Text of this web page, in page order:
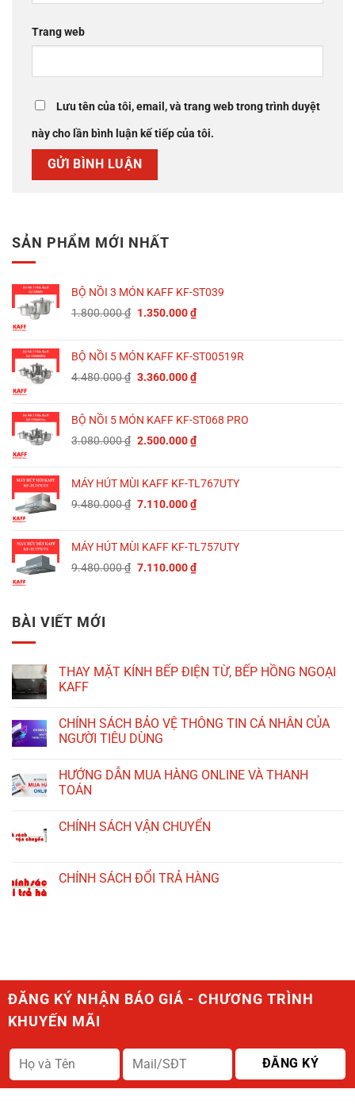
Trang web
Lưu tên của tôi, email, và trang web trong trình duyệt
này cho lần bình luận kế tiếp của tôi.
SẢN PHẨM MỚI NHẤT
BỘ NỒI 3 MÓN KAFF KF-ST039
1.800.000₫ Giá
1.800.000 ₫.
1.350.000₫Giá
là:
1.350.000 ₫.
BỘ NỒI 5 MÓN KAFF KF-ST00519R
4.480.000₫ Giá
4.480.000 ₫.
3.360.000₫Giá
là:
3.360.000 ₫.
BỘ NỒI 5 MÓN KAFF KF-ST068 PRO
3.080.000₫ Giá
3.080.000 ₫.
2.500.000₫Giá
là:
2.500.000 ₫.
MÁY HÚT MÙI KAFF KF-TL767UTY
9.480.000₫ Giá
9.480.000 ₫.
7.110.000₫Giá
là:
7.110.000 ₫.
MÁY HÚT MÙI KAFF KF-TL757UTY
9.480.000₫ Giá
7.110.000₫Giá
BÀI VIẾT MỚI
THAY MẶT KÍNH BẾP ĐIỆN TỪ, BẾP HỒNG NGOẠI
KAFF
CHÍNH SÁCH BẢO VỆ THÔNG TIN CÁ NHÂN CỦA
NGƯỜI TIÊU DÙNG
HƯỚNG DẪN MUA HÀNG ONLINE VÀ THANH
TOÁN
CHÍNH SÁCH VẬN CHUYỂN
CHÍNH SÁCH ĐỔI TRẢ HÀNG
ĐĂNG KÝ NHẬN BÁO GIÁ - CHƯƠNG TRÌNH
KHUYẾN MÃI